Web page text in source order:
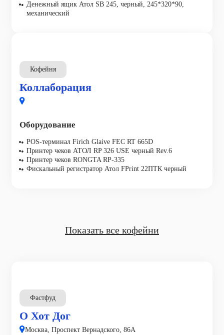
Денежный ящик Атол SB 245, черный, 245*320*90,
механический
Кофейня
Коллаборация
Оборудование
POS-терминал Firich Glaive FEC RT 665D
Принтер чеков АТОЛ RP 326 USE черный Rev.6
Принтер чеков RONGTA RP-335
Фискальный регистратор Атол FPrint 22ПТК черный
Показать все кофейни
Фастфуд
О Хот Дог
Москва, Проспект Вернадского, 86А